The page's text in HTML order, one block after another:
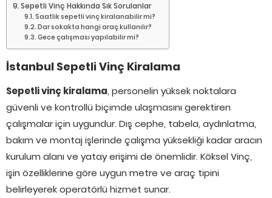
Sepetli Vinç Hakkında Sık Sorulanlar
Saatlik sepetli vinç kiralanabilir mi?
Dar sokakta hangi araç kullanılır?
Gece çalışması yapılabilir mi?
İstanbul Sepetli Vinç Kiralama
Sepetli vinç kiralama, personelin yüksek noktalara
güvenli ve kontrollü biçimde ulaşmasını gerektiren
çalışmalar için uygundur. Dış cephe, tabela, aydınlatma,
bakım ve montaj işlerinde çalışma yüksekliği kadar aracın
kurulum alanı ve yatay erişimi de önemlidir. Köksel Vinç,
işin özelliklerine göre uygun metre ve araç tipini
belirleyerek operatörlü hizmet sunar.